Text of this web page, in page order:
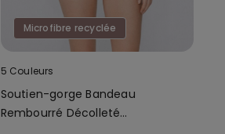
Microfibre recyclée
5 Couleurs
Soutien-gorge Bandeau
Rembourré Décolleté